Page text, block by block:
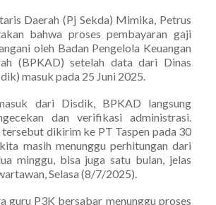
Daerah (Pj Sekda) Mimika, Petrus
bahwa proses pembayaran gaji
oleh Badan Pengelola Keuangan
(BPKAD) setelah data dari Dinas
masuk pada 25 Juni 2025.
dari Disdik, BPKAD langsung
dan verifikasi administrasi.
tersebut dikirim ke PT Taspen pada 30
masih menunggu perhitungan dari
minggu, bisa juga satu bulan, jelas
Selasa (8/7/2025).
guru P3K bersabar menunggu proses